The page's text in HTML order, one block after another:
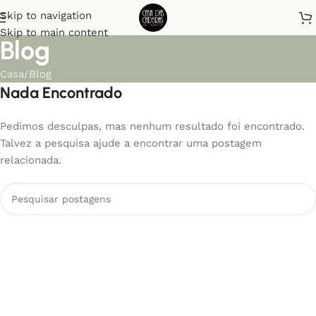
Skip to navigation
Skip to main content
Blog
Casa Blog
Nada Encontrado
Pedimos desculpas, mas nenhum resultado foi encontrado.
Talvez a pesquisa ajude a encontrar uma postagem
relacionada.